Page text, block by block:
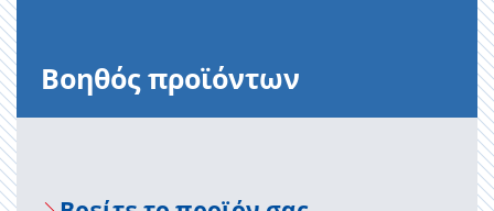
Βοηθός προϊόντων